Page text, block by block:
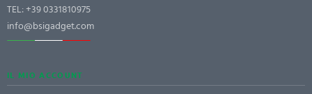
TEL:+39 0331810975
info@bsigadget.com
IL MIO ACCOUNT